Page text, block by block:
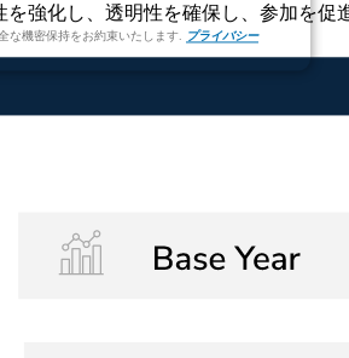
な機密保持をお約束いたします. プライバシー
強化し、透明性を確保し、参加を促